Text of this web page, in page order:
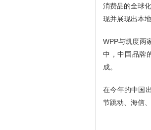
消费品的全球
现并展现出本
WPP与凯度两
中，中国品牌
成。
在今年的中国
节跳动、海信